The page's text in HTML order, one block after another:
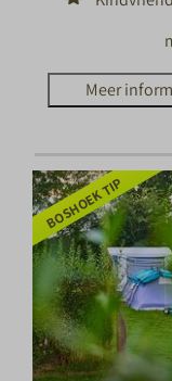
Meer
BOSHOEK TIP